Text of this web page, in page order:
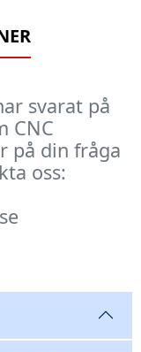
svarat på
CNC
på din fråga
oss: